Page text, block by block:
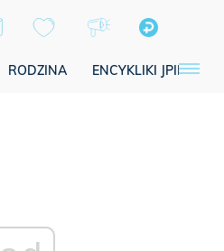
RODZINA ENCYKLIKI JPII